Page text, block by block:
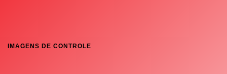
IMAGENS DE CONTROLE